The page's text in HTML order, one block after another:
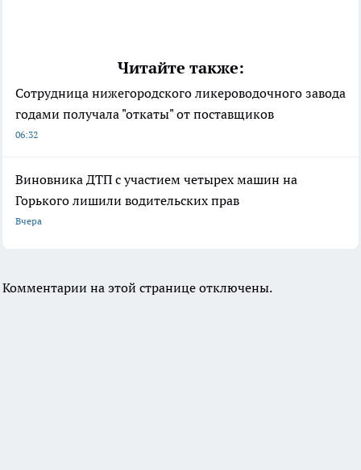
Читайте также:
Сотрудница нижегородского ликероводочного завода
годами получала "откаты" от поставщиков
06:32
Виновника ДТП с участием четырех машин на
Горького лишили водительских прав
Вчера
Комментарии на этой странице отключены.